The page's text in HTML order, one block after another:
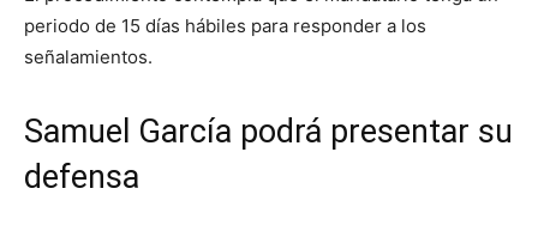
periodo de 15 días hábiles para responder a los
señalamientos.
Samuel García podrá presentar su
defensa